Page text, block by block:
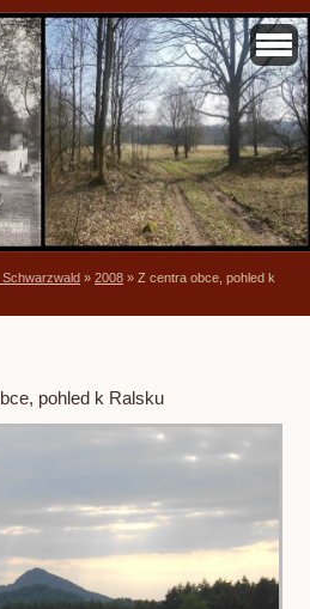
» 2008 » Z centra obce, pohled k
pohled k Ralsku